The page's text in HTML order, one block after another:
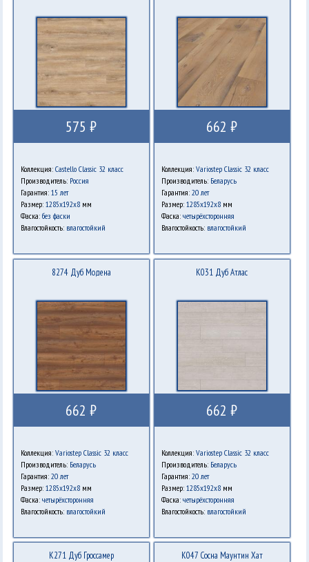
575 ₽
Коллекция: Castello Classic 32 класс
Производитель: Россия
Гарантия: 15 лет
Размер: 1285х192х8мм
Фаска: без фаски
Влагостойкость: влагостойкий
662 ₽
Коллекция: Variostep Classic 32 класс
Производитель: Беларусь
Гарантия: 20 лет
Размер: 1285x192x8мм
Фаска: четырёхсторонняя
Влагостойкость: влагостойкий
8274 Дуб Модена
662 ₽
Коллекция: Variostep Classic 32 класс
Производитель: Беларусь
Гарантия: 20 лет
Размер: 1285x192x8мм
Фаска: четырёхсторонняя
Влагостойкость: влагостойкий
K031 Дуб Атлас
662 ₽
Коллекция: Variostep Classic 32 класс
Производитель: Беларусь
Гарантия: 20 лет
Размер: 1285x192x8мм
Фаска: четырёхсторонняя
Влагостойкость: влагостойкий
K271 Дуб Гроссамер K047 Сосна Маунтин Хат